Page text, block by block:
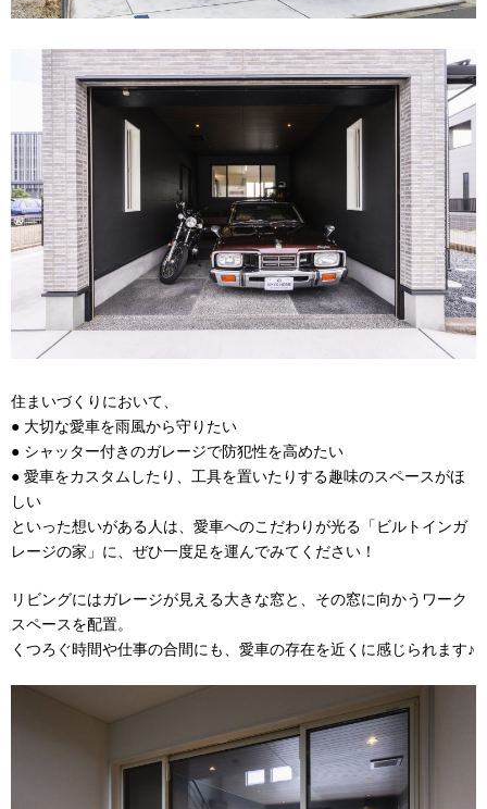
住まいづくりにおいて、
● 大切な愛車を雨風から守りたい
● シャッター付きのガレージで防犯性を高めたい
● 愛車をカスタムしたり、工具を置いたりする趣味のスペースがほ
しい
といった想いがある人は、愛車へのこだわりが光る「ビルトインガ
レージの家」に、ぜひ一度足を運んでみてください！
リビングにはガレージが見える大きな窓と、その窓に向かうワーク
スペースを配置。
くつろぐ時間や仕事の合間にも、愛車の存在を近くに感じられます♪